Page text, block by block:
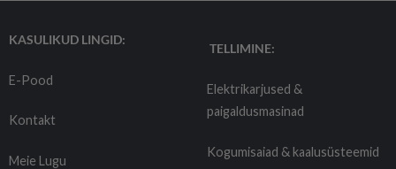
KASULIKUD LINGID:
E-Pood
Kontakt
Meie Lugu
TELLIMINE:
Elektrikarjused &
paigaldusmasinad
Kogumisaiad & kaalusüsteemid